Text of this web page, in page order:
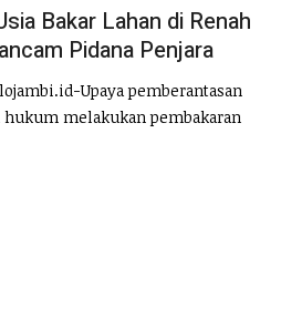
Bakar Lahan di Renah
Pidana Penjara
Upaya pemberantasan
melakukan pembakaran